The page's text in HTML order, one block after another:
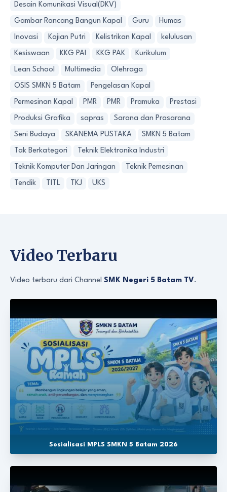
Desain Komunikasi Visual(DKV)
Gambar Rancang Bangun Kapal Guru Humas
Inovasi Kajian Putri Kelistrikan Kapal kelulusan
Kesiswaan KKG PAI KKG PAK Kurikulum
Lean School Multimedia Olehraga
OSIS SMKN 5 Batam Pengelasan Kapal
Permesinan Kapal PMR PMR Pramuka Prestasi
Produksi Grafika sapras Sarana dan Prasarana
Seni Budaya SKANEMA PUSTAKA SMKN 5 Batam
Tak Berkategori Teknik Elektronika Industri
Teknik Komputer Dan Jaringan Teknik Pemesinan
Tendik TITL TKJ UKS
Video Terbaru
Video terbaru dari Channel SMK Negeri 5 Batam TV.
Sosialisasi MPLS SMKN 5 Batam 2026